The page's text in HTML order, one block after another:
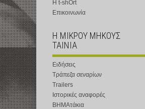
Η t-shOrt
Επικοινωνία
Η ΜΙΚΡΟΥ ΜΗΚΟΥΣ
ΤΑΙΝΙΑ
Ειδήσεις
Τράπεζα σεναρίων
Trailers
Ιστορικές αναφορές
ΒΗΜΑτάκια